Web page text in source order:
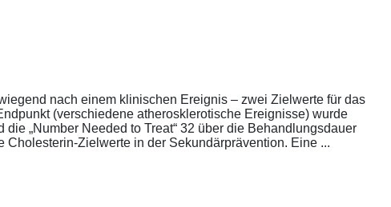
nach einem klinischen Ereignis – zwei Zielwerte für das
(verschiedene atherosklerotische Ereignisse) wurde
„Number Needed to Treat“ 32 über die Behandlungsdauer
Zielwerte in der Sekundärprävention. Eine ...